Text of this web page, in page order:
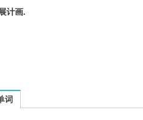
计画.
plan的相关资料：
词